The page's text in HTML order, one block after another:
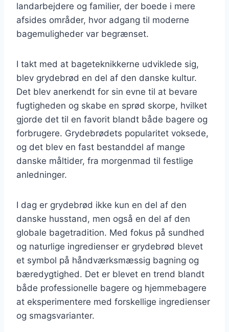
landarbejdere og familier, der boede i mere
afsides områder, hvor adgang til moderne
bagemuligheder var begrænset.
I takt med at bageteknikkerne udviklede sig,
blev grydebrød en del af den danske kultur.
Det blev anerkendt for sin evne til at bevare
fugtigheden og skabe en sprød skorpe, hvilket
gjorde det til en favorit blandt både bagere og
forbrugere. Grydebrødets popularitet voksede,
og det blev en fast bestanddel af mange
danske måltider, fra morgenmad til festlige
anledninger.
I dag er grydebrød ikke kun en del af den
danske husstand, men også en del af den
globale bagetradition. Med fokus på sundhed
og naturlige ingredienser er grydebrød blevet
et symbol på håndværksmæssig bagning og
bæredygtighed. Det er blevet en trend blandt
både professionelle bagere og hjemmebagere
at eksperimentere med forskellige ingredienser
og smagsvarianter.